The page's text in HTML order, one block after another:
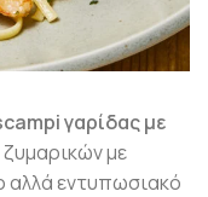
γαρίδας με
με
αλλά εντυπωσιακό